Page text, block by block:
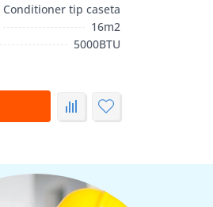
Conditioner tip caseta
16m2
5000BTU